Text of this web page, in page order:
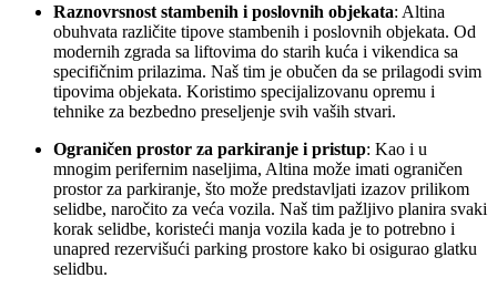
Raznovrsnost stambenih i poslovnih objekata: Altina
obuhvata različite tipove stambenih i poslovnih objekata. Od
modernih zgrada sa liftovima do starih kuća i vikendica sa
specifičnim prilazima. Naš tim je obučen da se prilagodi svim
tipovima objekata. Koristimo specijalizovanu opremu i
tehnike za bezbedno preseljenje svih vaših stvari.
Ograničen prostor za parkiranje i pristup: Kao i u
mnogim perifernim naseljima, Altina može imati ograničen
prostor za parkiranje, što može predstavljati izazov prilikom
selidbe, naročito za veća vozila. Naš tim pažljivo planira svaki
korak selidbe, koristeći manja vozila kada je to potrebno i
unapred rezervišući parking prostore kako bi osigurao glatku
selidbu.